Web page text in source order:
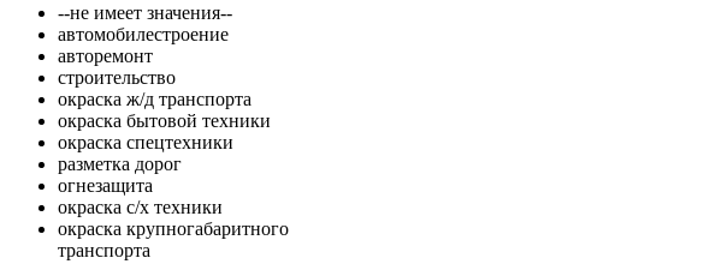
--не имеет значения--
автомобилестроение
авторемонт
строительство
окраска ж/д транспорта
окраска бытовой техники
окраска спецтехники
разметка дорог
огнезащита
окраска с/х техники
окраска крупногабаритного
транспорта